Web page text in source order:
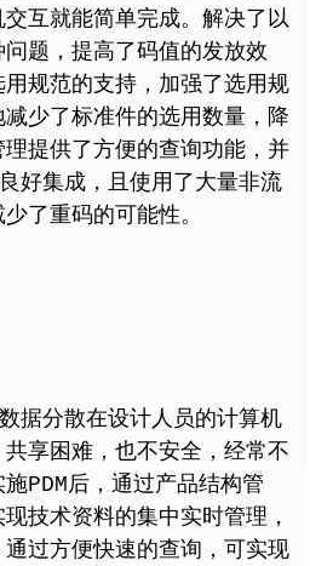
互就能简单完成。解决了以
题，提高了码值的发放效
规范的支持，加强了选用规
少了标准件的选用数量，降
提供了方便的查询功能，并
好集成，且使用了大量非流
了重码的可能性。
据分散在设计人员的计算机
享困难，也不安全，经常不
PDM后，通过产品结构管
技术资料的集中实时管理，
过方便快速的查询，可实现